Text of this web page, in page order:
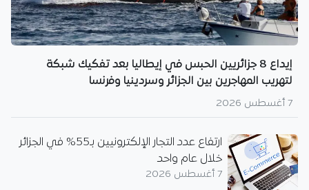
إيداع 8 جزائريين الحبس في إيطاليا بعد تفكيك شبكة
لتهريب المهاجرين بين الجزائر وسردينيا وفرنسا
7 أغسطس 2026
ارتفاع عدد التجار الإلكترونيين بـ55% في الجزائر
خلال عام واحد
7 أغسطس 2026